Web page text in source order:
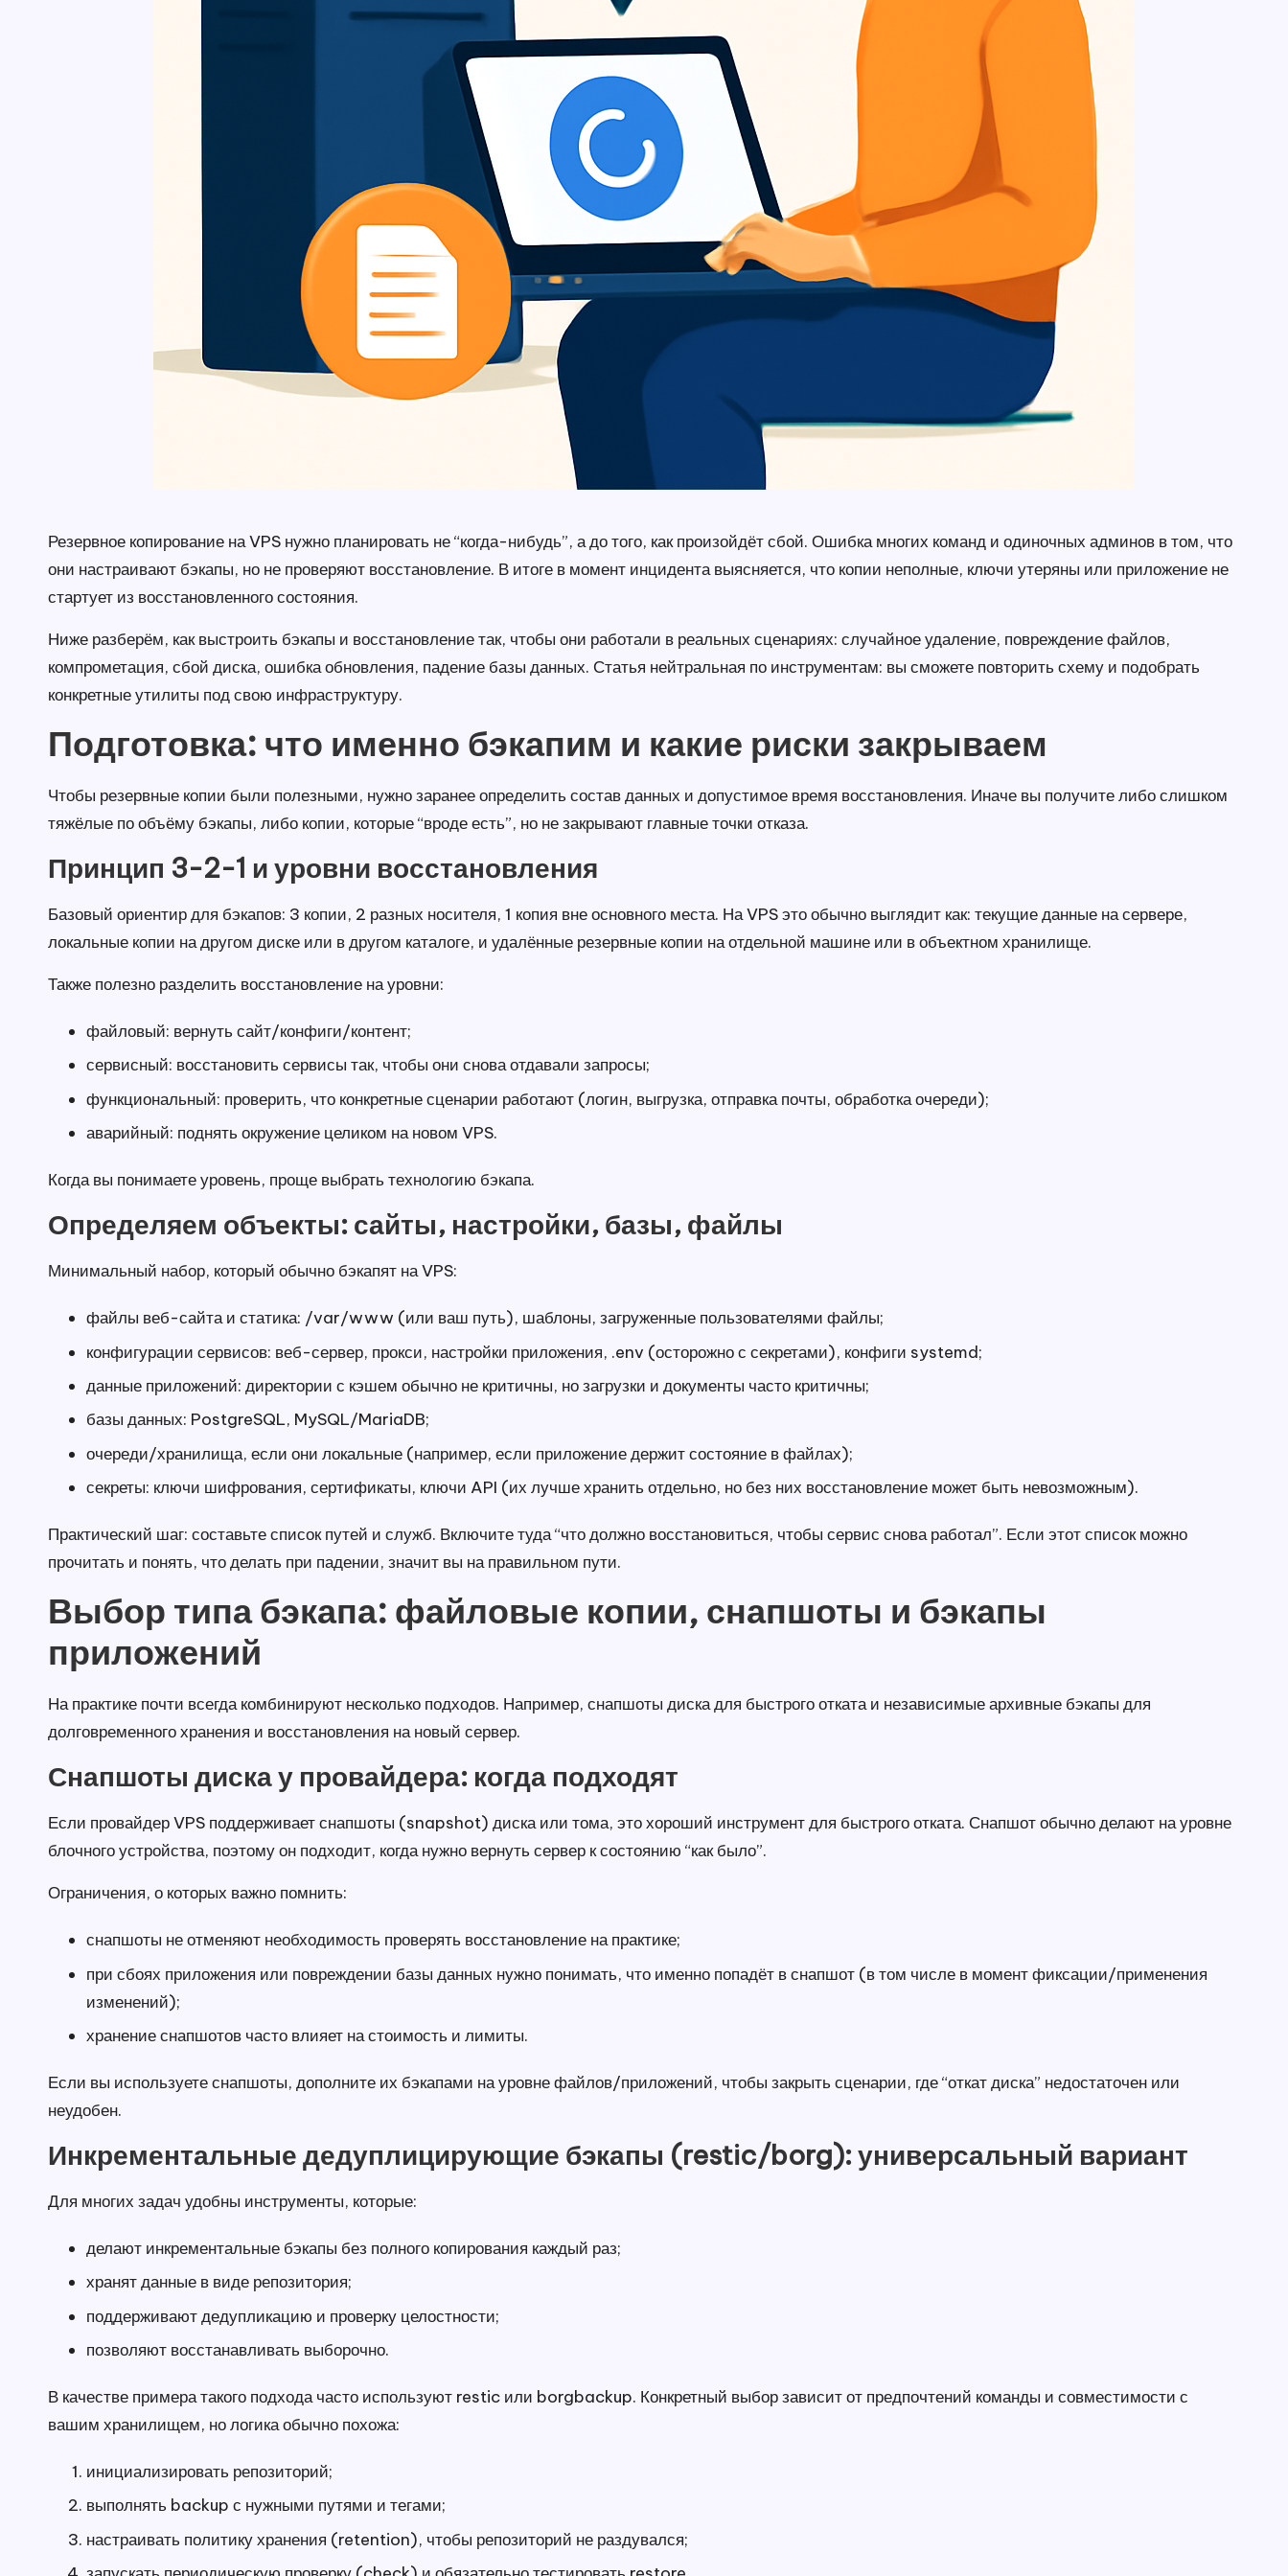
Резервное копирование на VPS нужно планировать не “когда-нибудь”, а до того, как произойдёт сбой. Ошибка многих команд и одиночных админов в том, что
они настраивают бэкапы, но не проверяют восстановление. В итоге в момент инцидента выясняется, что копии неполные, ключи утеряны или приложение не
стартует из восстановленного состояния.
Ниже разберём, как выстроить бэкапы и восстановление так, чтобы они работали в реальных сценариях: случайное удаление, повреждение файлов,
компрометация, сбой диска, ошибка обновления, падение базы данных. Статья нейтральная по инструментам: вы сможете повторить схему и подобрать
конкретные утилиты под свою инфраструктуру.
Подготовка: что именно бэкапим и какие риски закрываем
Чтобы резервные копии были полезными, нужно заранее определить состав данных и допустимое время восстановления. Иначе вы получите либо слишком
тяжёлые по объёму бэкапы, либо копии, которые “вроде есть”, но не закрывают главные точки отказа.
Принцип 3-2-1 и уровни восстановления
Базовый ориентир для бэкапов: 3 копии, 2 разных носителя, 1 копия вне основного места. На VPS это обычно выглядит как: текущие данные на сервере,
локальные копии на другом диске или в другом каталоге, и удалённые резервные копии на отдельной машине или в объектном хранилище.
Также полезно разделить восстановление на уровни:
файловый: вернуть сайт/конфиги/контент;
сервисный: восстановить сервисы так, чтобы они снова отдавали запросы;
функциональный: проверить, что конкретные сценарии работают (логин, выгрузка, отправка почты, обработка очереди);
аварийный: поднять окружение целиком на новом VPS.
Когда вы понимаете уровень, проще выбрать технологию бэкапа.
Определяем объекты: сайты, настройки, базы, файлы
Минимальный набор, который обычно бэкапят на VPS:
файлы веб-сайта и статика: /var/www (или ваш путь), шаблоны, загруженные пользователями файлы;
конфигурации сервисов: веб-сервер, прокси, настройки приложения, .env (осторожно с секретами), конфиги systemd;
данные приложений: директории с кэшем обычно не критичны, но загрузки и документы часто критичны;
базы данных: PostgreSQL, MySQL/MariaDB;
очереди/хранилища, если они локальные (например, если приложение держит состояние в файлах);
секреты: ключи шифрования, сертификаты, ключи API (их лучше хранить отдельно, но без них восстановление может быть невозможным).
Практический шаг: составьте список путей и служб. Включите туда “что должно восстановиться, чтобы сервис снова работал”. Если этот список можно
прочитать и понять, что делать при падении, значит вы на правильном пути.
Выбор типа бэкапа: файловые копии, снапшоты и бэкапы
приложений
На практике почти всегда комбинируют несколько подходов. Например, снапшоты диска для быстрого отката и независимые архивные бэкапы для
долговременного хранения и восстановления на новый сервер.
Снапшоты диска у провайдера: когда подходят
Если провайдер VPS поддерживает снапшоты (snapshot) диска или тома, это хороший инструмент для быстрого отката. Снапшот обычно делают на уровне
блочного устройства, поэтому он подходит, когда нужно вернуть сервер к состоянию “как было”.
Ограничения, о которых важно помнить:
снапшоты не отменяют необходимость проверять восстановление на практике;
при сбоях приложения или повреждении базы данных нужно понимать, что именно попадёт в снапшот (в том числе в момент фиксации/применения
изменений);
хранение снапшотов часто влияет на стоимость и лимиты.
Если вы используете снапшоты, дополните их бэкапами на уровне файлов/приложений, чтобы закрыть сценарии, где “откат диска” недостаточен или
неудобен.
Инкрементальные дедуплицирующие бэкапы (restic/borg): универсальный вариант
Для многих задач удобны инструменты, которые:
делают инкрементальные бэкапы без полного копирования каждый раз;
хранят данные в виде репозитория;
поддерживают дедупликацию и проверку целостности;
позволяют восстанавливать выборочно.
В качестве примера такого подхода часто используют restic или borgbackup. Конкретный выбор зависит от предпочтений команды и совместимости с
вашим хранилищем, но логика обычно похожа:
инициализировать репозиторий;
выполнять backup с нужными путями и тегами;
настраивать политику хранения (retention), чтобы репозиторий не раздувался;